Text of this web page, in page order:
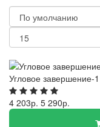
Угловое завершение-
4 203р. 5 290р.